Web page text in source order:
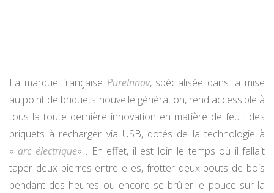
La marque française PureInnov, spécialisée dans la mise
au point de briquets nouvelle génération, rend accessible à
tous la toute dernière innovation en matière de feu : des
briquets à recharger via USB, dotés de la technologie à
« arc électrique« . En effet, il est loin le temps où il fallait
taper deux pierres entre elles, frotter deux bouts de bois
pendant des heures ou encore se brûler le pouce sur la